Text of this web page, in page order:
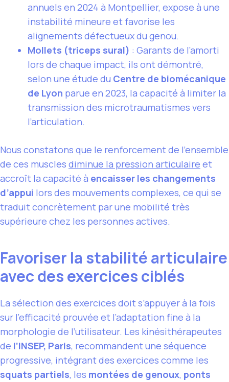
annuels en 2024 à Montpellier, expose à une
instabilité mineure et favorise les
alignements défectueux du genou.
Mollets (triceps sural) : Garants de l’amorti
lors de chaque impact, ils ont démontré,
selon une étude du Centre de biomécanique
de Lyon parue en 2023, la capacité à limiter la
transmission des microtraumatismes vers
l’articulation.
Nous constatons que le renforcement de l’ensemble
de ces muscles diminue la pression articulaire et
accroît la capacité à encaisser les changements
d’appui lors des mouvements complexes, ce qui se
traduit concrètement par une mobilité très
supérieure chez les personnes actives.
Favoriser la stabilité articulaire
avec des exercices ciblés
La sélection des exercices doit s’appuyer à la fois
sur l’efficacité prouvée et l’adaptation fine à la
morphologie de l’utilisateur. Les kinésithérapeutes
de l’INSEP, Paris, recommandent une séquence
progressive, intégrant des exercices comme les
squats partiels, les montées de genoux, ponts